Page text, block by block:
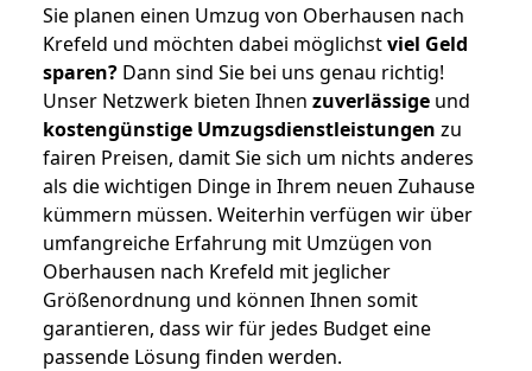
Sie planen einen Umzug von Oberhausen nach
Krefeld und möchten dabei möglichstviel Geld
sparen? Dann sind Sie bei uns genau richtig!
Unser Netzwerk bieten Ihnen zuverlässige und
kostengünstige Umzugsdienstleistungen zu
fairen Preisen, damit Sie sich um nichts anderes
als die wichtigen Dinge in Ihrem neuen Zuhause
kümmern müssen. Weiterhin verfügen wir über
umfangreiche Erfahrung mit Umzügen von
Oberhausen nach Krefeld mit jeglicher
Größenordnung und können Ihnen somit
garantieren, dass wir für jedes Budget eine
passende Lösung finden werden.